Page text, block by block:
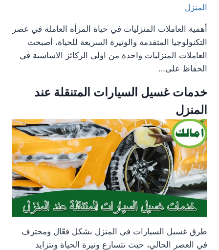
أهمية العاملات المنزليات في حياة المرأة العاملة في عصر
التكنولوجيا المتقدمة والوتيرة السريعة للحياة، أصبحت
العاملات المنزليات واحدة من اولى الركائز الاساسية في
الحفاظ على…
خدمات غسيل السيارات المتنقلة عند
المنزل
طرق غسيل السيارات في المنزل بشكل فعّال ومحترف
في العصر الحالي، حيث تتسارع وتيرة الحياة وتتزايد